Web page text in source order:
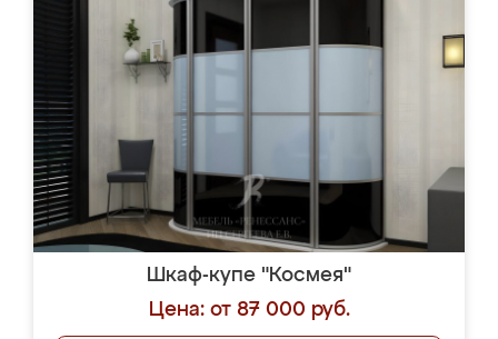
Шкаф-купе "Космея"
Цена: от 87 000 руб.